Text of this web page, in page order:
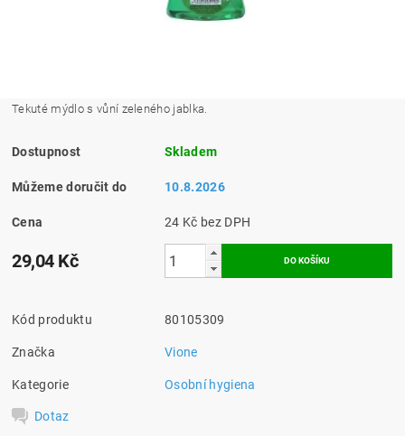
Tekuté mýdlo s vůní zeleného jablka.
Dostupnost Skladem
Můžeme doručit do 10.8.2026
Cena 24 Kč bez DPH
29,04 Kč
Kód produktu 80105309
Značka Vione
Kategorie Osobní hygiena
Dotaz